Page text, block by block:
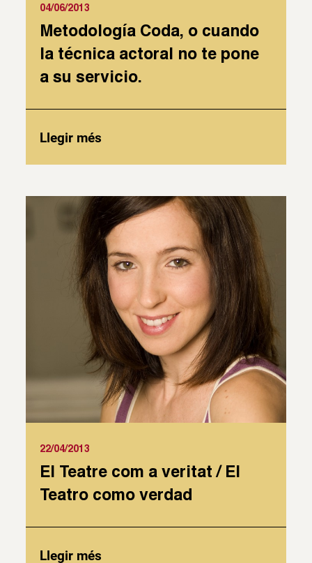
04/06/2013
Metodología Coda, o cuando
la técnica actoral no te pone
a su servicio.
Llegir més
22/04/2013
El Teatre com a veritat / El
Teatro como verdad
Llegir més